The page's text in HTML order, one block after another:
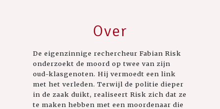
Over
De eigenzinnige rechercheur Fabian Risk
onderzoekt de moord op twee van zijn
oud-klasgenoten. Hij vermoedt een link
met het verleden. Terwijl de politie dieper
in de zaak duikt, realiseert Risk zich dat ze
te maken hebben met een moordenaar die